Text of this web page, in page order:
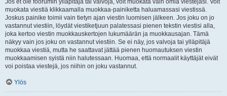
Jos et ole foorumin ylläpitäjä tai valvoja, voit muokata vain omia viestejäsi. Voit
muokata viestiä klikkaamalla muokkaa-painiketta haluamassasi viestissä.
Joskus painike toimii vain tietyn ajan viestin luomisen jälkeen. Jos joku on jo
vastannut viestiin, löydät viestiketjuun palatessasi pienen tekstin viestisi alla,
joka kertoo viestin muokkauskertojen lukumäärän ja muokkausajan. Tämä
näkyy vain jos joku on vastannut viestiin. Se ei näy, jos valvoja tai ylläpitäjä
muokkaa viestiä, mutta he saattavat jättää pienen huomautuksen viestin
muokkaamisen syistä niin halutessaan. Huomaa, että normaalit käyttäjät eivät
voi poistaa viestejä, jos niihin on joku vastannut.
Ylös